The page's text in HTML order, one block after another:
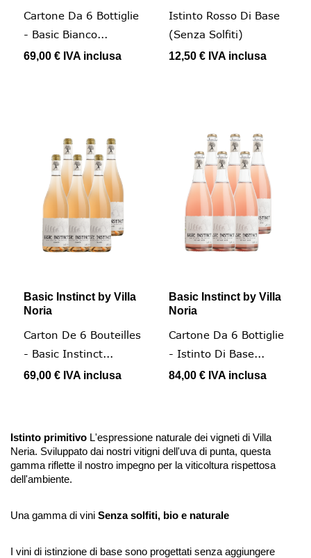
Cartone Da 6 Bottiglie
- Basic Bianco...
69,00 € IVA inclusa
Istinto Rosso Di Base
(senza Solfiti)
12,50 € IVA inclusa
Basic Instinct by Villa
Noria
Carton De 6 Bouteilles
- Basic Instinct...
69,00 € IVA inclusa
Basic Instinct by Villa
Noria
Cartone Da 6 Bottiglie
- Istinto Di Base...
84,00 € IVA inclusa
Istinto primitivo L'espressione naturale dei vigneti di Villa
Neria. Sviluppato dai nostri vitigni dell'uva di punta, questa
gamma riflette il nostro impegno per la viticoltura rispettosa
dell'ambiente.
Una gamma di vini Senza solfiti, bio e naturale
I vini di istinzione di base sono progettati senza aggiungere